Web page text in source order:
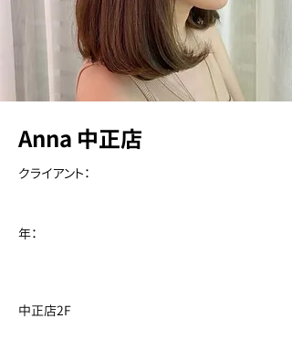
Anna 中正店
クライアント：
年：
中正店2F